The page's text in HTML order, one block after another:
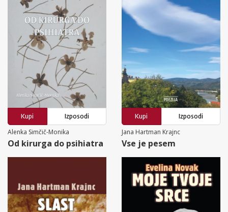
Kupi
Izposodi
Alenka Simčič-Monika
Od kirurga do psihiatra
Kupi
Izposodi
Jana Hartman Krajnc
Vse je pesem